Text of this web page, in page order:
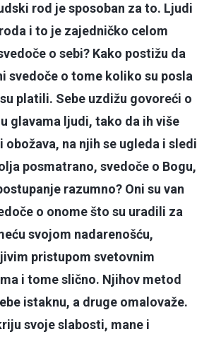
rod je sposoban za to. Ljudi
i to je zajedničko celom
o sebi? Kako postižu da
svedoče o tome koliko su posla
platili. Sebe uzdižu govoreći o
glavama ljudi, tako da ih više
na njih se ugleda i sledi
posmatrano, svedoče o Bogu,
razumno? Oni su van
o onome što su uradili za
svojom nadarenošću,
pristupom svetovnim
i tome slično. Njihov metod
istaknu, a druge omalovaže.
svoje slabosti, mane i